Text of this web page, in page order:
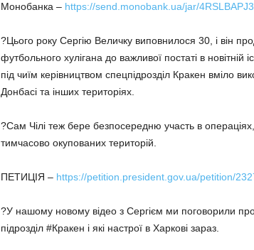
Монобанка – https://send.monobank.ua/jar/
?Цього року Сергію Величку виповнилося 30, і він
футбольного хулігана до важливої постаті в новітній
під чиїм керівництвом спецпідрозділ Кракен вміло
Донбасі та інших територіях.
?Сам Чілі теж бере безпосередню участь в
тимчасово окупованих територій.
ПЕТИЦІЯ – https://petition.president.gov.ua/petition/
?У нашому новому відео з Сергієм ми поговорили про
підрозділ #Кракен і які настрої в Харкові зараз.